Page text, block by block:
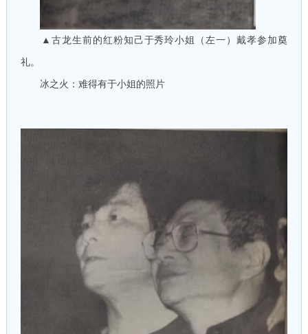
▲古龙生前的红粉知己于秀玲小姐（左一）戴孝参加奠
礼。
冰之火：难得有于小姐的照片